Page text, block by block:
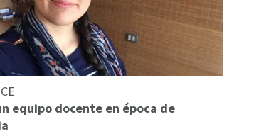
equipo docente en época de